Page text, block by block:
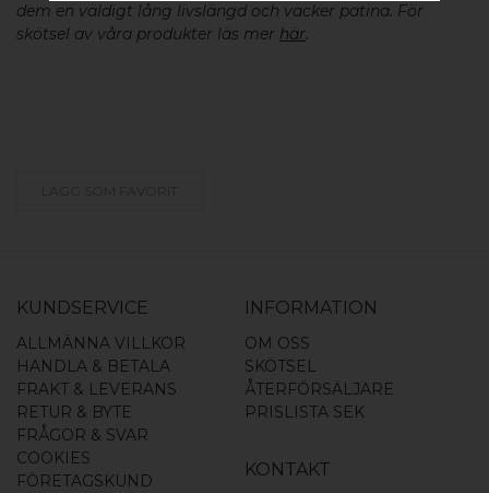
dem en väldigt lång livslängd och vacker patina. För
skötsel av våra produkter läs mer här.
KUNDSERVICE
ALLMÄNNA VILLKOR
HANDLA & BETALA
FRAKT & LEVERANS
RETUR & BYTE
FRÅGOR & SVAR
COOKIES
FÖRETAGSKUND
INFORMATION
OM OSS
SKÖTSEL
ÅTERFÖRSÄLJARE
PRISLISTA SEK
KONTAKT